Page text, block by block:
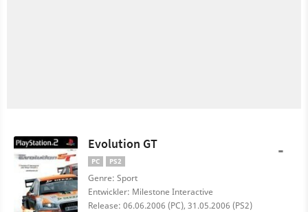
Evolution GT
PC PS2
Genre: Sport
Entwickler: Milestone Interactive
Release: 06.06.2006 (PC), 31.05.2006 (PS2)
-